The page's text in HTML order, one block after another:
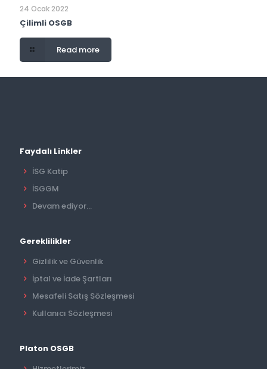
24 Ocak 2022
Çilimli OSGB
Read more
Faydalı Linkler
İSG Katip
İSGGM
Devam ediyor...
Gereklilikler
Gizlilik ve Güvenlik
İptal ve İade Şartları
Mesafeli Satış Sözleşmesi
Kullanıcı Sözleşmesi
Platon OSGB